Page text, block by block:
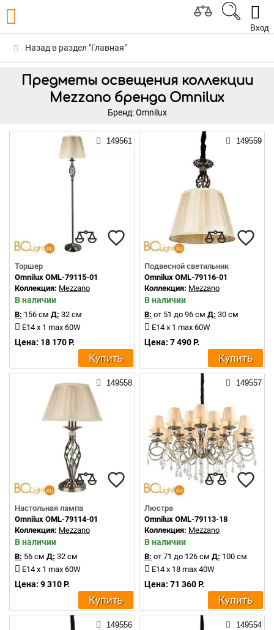
Вход
Назад в раздел "Главная"
Предметы освещения коллекции
Mezzano бренда Omnilux
Бренд: Omnilux
149561
Торшер
Omnilux OML-79115-01
Коллекция: Mezzano
В наличии
В: 156 см Д: 32 см
E14 x 1 max 60W
Цена: 18 170 Р.
Купить
149559
Подвесной светильник
Omnilux OML-79116-01
Коллекция: Mezzano
В наличии
В: от 51 до 96 см Д: 30 см
E14 x 1 max 60W
Цена: 7 490 Р.
Купить
149558
Настольная лампа
Omnilux OML-79114-01
Коллекция: Mezzano
В наличии
В: 56 см Д: 32 см
E14 x 1 max 60W
Цена: 9 310 Р.
Купить
149557
Люстра
Omnilux OML-79113-18
Коллекция: Mezzano
В наличии
В: от 71 до 126 см Д: 100 см
E14 x 18 max 40W
Цена: 71 360 Р.
Купить
149556 149554